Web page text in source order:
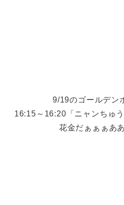
9/19のゴールデン
16:15～16:20「ニャンちゅ
花金だぁぁぁあ